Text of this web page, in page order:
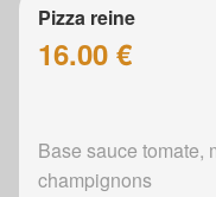
Pizza reine
16.00 €
Base sauce tomate,
champignons